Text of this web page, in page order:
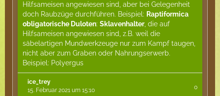
Hilfsameisen angewiesen sind, aber bei Gelegenheit
doch Raubzüge durchführen. Beispiel: Raptiformica
obligatorische Duloten: Sklavenhalter, die auf
Hilfsameisen angewiesen sind, z.B. weil die
säbelartigen Mundwerkzeuge nur zum Kampf taugen,
nicht aber zum Graben oder Nahrungserwerb.
Beispiel: Polyergus
ice_trey
15. Februar 2021 um 15:10
0